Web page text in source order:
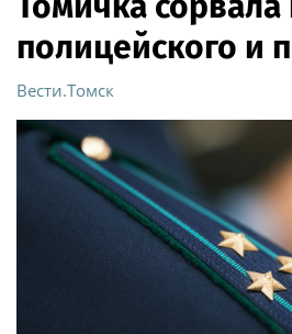
полицейского и
Вести.Томск